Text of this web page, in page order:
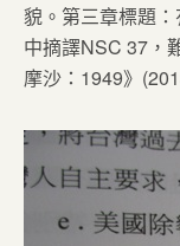
貌。第三章標題
中摘譯NSC 37，
摩沙：1949》